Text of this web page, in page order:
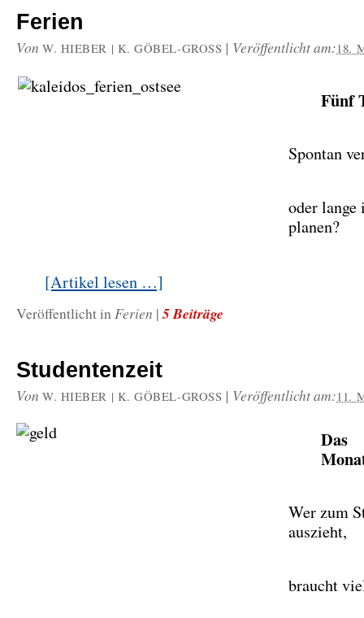
Ferien
Von W. HIEBER | K. GÖBEL-GROSS | Veröffentlicht am:18.
Fünf
Spontan
oder lange
planen?
[Artikel lesen …]
Veröffentlicht in Ferien | 5 Beiträge
Studentenzeit
Von W. HIEBER | K. GÖBEL-GROSS | Veröffentlicht am:11.
Das
Wer zum
auszieht,
braucht